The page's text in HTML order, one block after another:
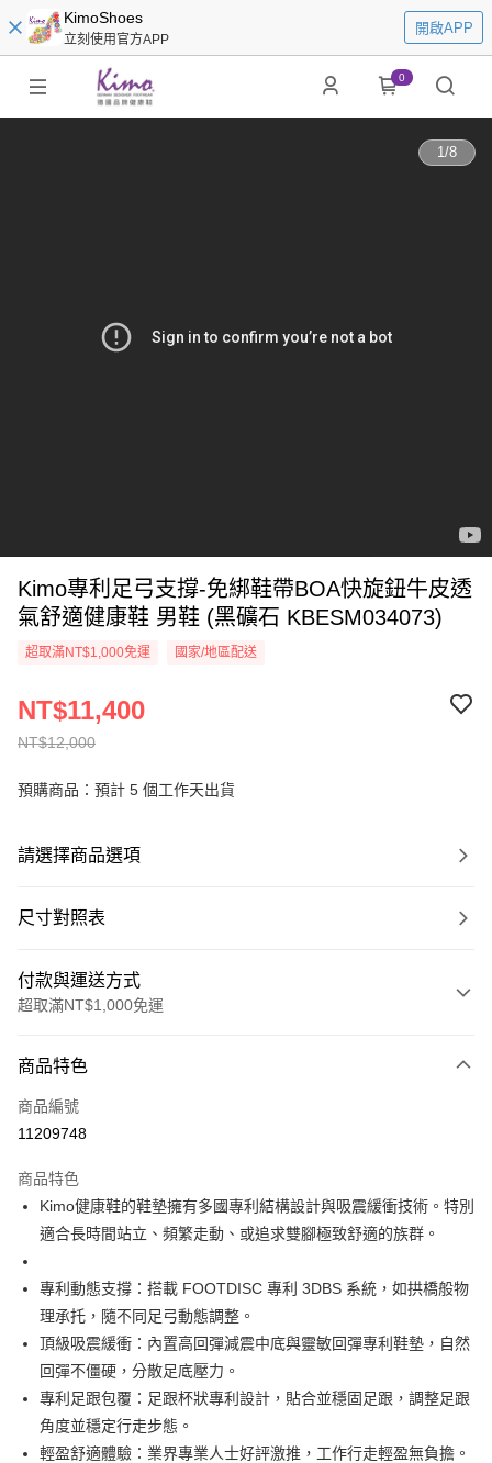
KimoShoes
立刻使用官方APP
開啟APP
0
1/8
Kimo專利足弓支撐-免綁鞋帶BOA快旋鈕牛皮透
氣舒適健康鞋 男鞋 (黑礦石 KBESM034073)
超取滿NT$1,000免運 國家/地區配送
NT$12,000
NT$11,400
預購商品：預計 5 個工作天出貨
請選擇商品選項
尺寸對照表
付款與運送方式
超取滿NT$1,000免運
信用卡一次付款
信用卡分期付款
合作金庫商業銀行
華南商業銀行
彰化商業銀行
上海商業儲蓄銀行
台北富邦商業銀行
臺灣中小企業銀行
台中商業銀行
匯豐（台灣）商業銀行
聯邦商業銀行
元大商業銀行
永豐商業銀行
玉山商業銀行
台新國際商業銀行
中國信託商業銀行
台灣樂天信用卡公司
超商取貨付款
LINE Pay
Apple Pay
街口支付
Google Pay
商品特色
商品編號
11209748
商品特色
Kimo健康鞋的鞋墊擁有多國專利結構設計與吸震緩衝技術。特別
適合長時間站立、頻繁走動、或追求雙腳極致舒適的族群。
專利動態支撐：搭載 FOOTDISC 專利 3DBS 系統，如拱橋般物
理承托，隨不同足弓動態調整。
頂級吸震緩衝：內置高回彈減震中底與靈敏回彈專利鞋墊，自然
回彈不僵硬，分散足底壓力。
專利足跟包覆：足跟杯狀專利設計，貼合並穩固足跟，調整足跟
角度並穩定行走步態。
輕盈舒適體驗：業界專業人士好評激推，工作行走輕盈無負擔。